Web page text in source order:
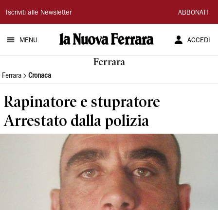
La
Nuova
Ferrara
Iscriviti alle Newsletter ABBONATI
MENU ACCEDI
Ferrara
Ferrara Cronaca
Rapinatore e stupratore
Arrestato dalla polizia